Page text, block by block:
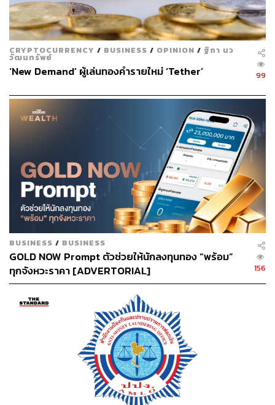
เว็บไซต์ของสมาคมก็พยายามประชาสัมพันธ์ให้ความรู้และ
ข้อมูล แล้วประกาศอยู่ทุกวัน เช่น ถ้าราคาทองขายออก
43,950 บาท ราคารับซื้อคือ 43,850 บาท ถ้าขายถูกหรือแพง
กว่านี้เป็นไปไม่ได้ ผู้บริโภคต้องวิเคราะห์ ถ้าร้านไหนอ้างว่า
แถมโน่นแถมนี่ จะเป็นไปได้อย่างไร ราคาทองแต่ละวัน
กำหนดไว้แล้ว ถ้าจะถูกกว่าเกิน 100 บาท หรือเกินเป็น 1,000
บาท ยิ่งเป็นไปไม่ได้
ในมุมของผู้บริโภคต้องพิจารณา ถ้าจะบอกว่าซื้อ 10,000
บาท แล้วได้แถมทองจริงๆ จะเป็นไปได้อย่างไรที่จะได้ทอง
มากกว่าที่ซื้ออีก ทองแท้แต่ละชิ้นมีราคาของมัน เว้นแต่เป็น
ทองชุบซึ่งไม่ใช่ทอง
การร่วมมือของสมาคมค้าทองคำและสำนักงานคณะ
กรรมการคุ้มครองผู้บริโภค (สคบ.) มีการกำหนดว่า ร้านทอง
CRYPTOCURRENCY / BUSINESS / OPINION / ฐิภา นว
วัฒนทรัพย์
‘New Demand’ ผู้เล่นทองคำรายใหม่ ‘Tether’ 99
BUSINESS / BUSINESS
GOLD NOW Prompt ตัวช่วยให้นักลงทุนทอง “พร้อม”
ทุกจังหวะราคา [ADVERTORIAL]
156